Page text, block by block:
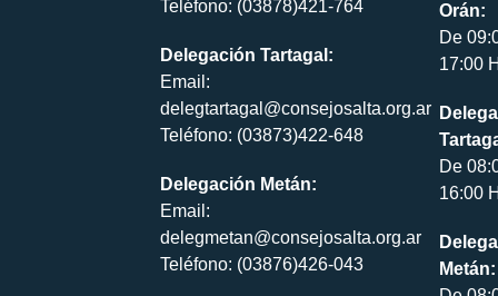
Teléfono: (03878)421-764
Delegación Tartagal:
Email:
delegtartagal@consejosalta.org.ar
Teléfono: (03873)422-648
Delegación Metán:
Email:
delegmetan@consejosalta.org.ar
Teléfono: (03876)426-043
Orán:
De
17:00
De
16:00
Metán: